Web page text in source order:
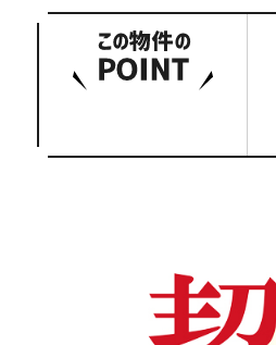
やはり一戸建てが一番